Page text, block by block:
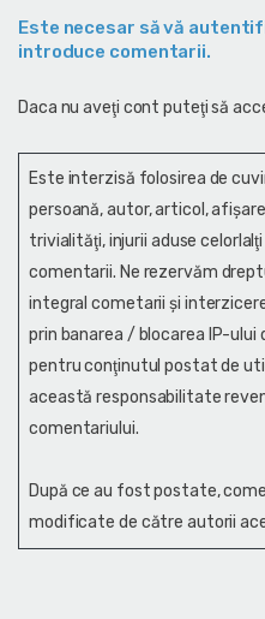
Este necesar să vă
introduce comentarii.
Daca nu aveţi cont puteţi să
Este interzisă folosirea de
persoană, autor, articol,
trivialităţi, injurii aduse
comentarii. Ne rezervăm
integral cometarii și
prin banarea / blocarea IP-ului
pentru conţinutul postat de
această responsabilitate
comentariului.
După ce au fost postate,
modificate de către autorii